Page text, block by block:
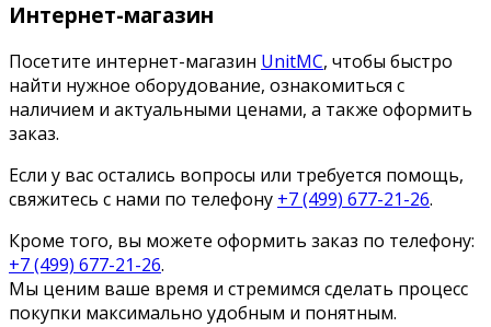
Интернет-магазин
Посетите интернет-магазин UnitMC, чтобы быстро
найти нужное оборудование, ознакомиться с
наличием и актуальными ценами, а также оформить
заказ.
Если у вас остались вопросы или требуется помощь,
свяжитесь с нами по телефону +7 (499) 677-21-26.
Кроме того, вы можете оформить заказ по телефону:
+7 (499) 677-21-26.
Мы ценим ваше время и стремимся сделать процесс
покупки максимально удобным и понятным.